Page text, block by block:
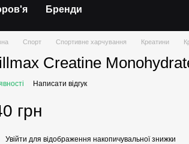
Бренди
Спорт Спортивне харчування Креатини
Creatine
Написати відгук
грн
Увійти для відображення накопичувальної знижки